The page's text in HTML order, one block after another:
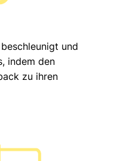
beschleunigt und
indem den
zu ihren